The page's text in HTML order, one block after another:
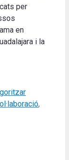
per
en
i la
Tags
,